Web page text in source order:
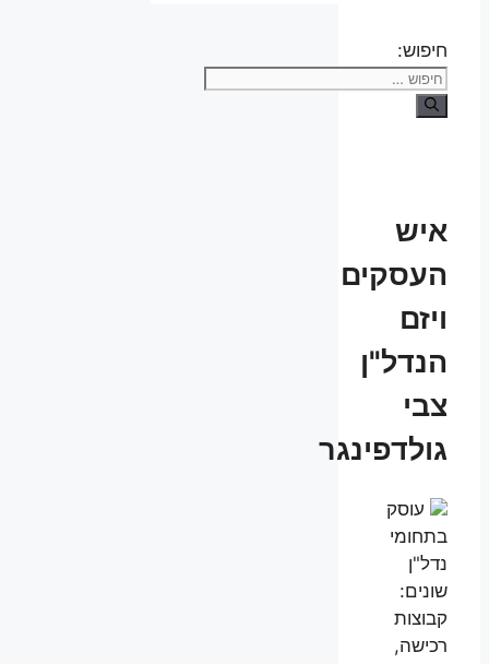
חיפוש:
איש
העסקים
ויזם
הנדל"ן
צבי
גולדפינגר
עוסק
בתחומי
נדל"ן
שונים:
קבוצות
רכישה,